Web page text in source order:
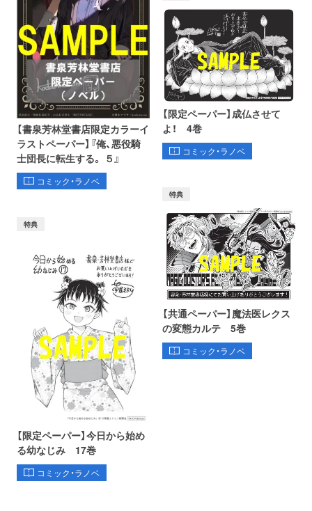
【書泉芳林堂書店限定カラーイ
ラストペーパー】『俺、悪役騎
士団長に転生する。 ５』
コミック・ラノベ
【限定ペーパー】成仏させて
よ！ 4巻
コミック・ラノベ
特典
【限定ペーパー】今日から始め
る幼なじみ 17巻
コミック・ラノベ
特典
【共通ペーパー】魔法医レクス
の変態カルテ 5巻
コミック・ラノベ